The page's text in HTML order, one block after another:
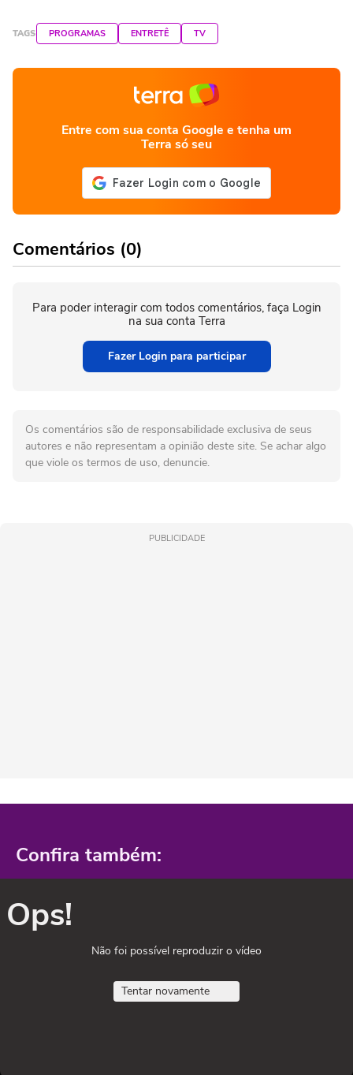
TAGS PROGRAMAS ENTRETÊ TV
Entre com sua conta Google e tenha um
Terra só seu
Comentários (0)
Para poder interagir com todos comentários, faça Login
na sua conta Terra
Fazer Login para participar
Os comentários são de responsabilidade exclusiva de seus
autores e não representam a opinião deste site. Se achar algo
que viole os termos de uso, denuncie.
PUBLICIDADE
Confira também:
Ops!
Não foi possível reproduzir o vídeo
Tentar novamente